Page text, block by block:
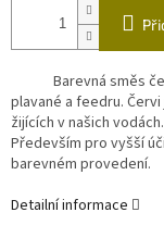
Barevná směs
plavané a feedru.
žijících v našich
Především pro vyšší
barevném provedení.
Detailní informace